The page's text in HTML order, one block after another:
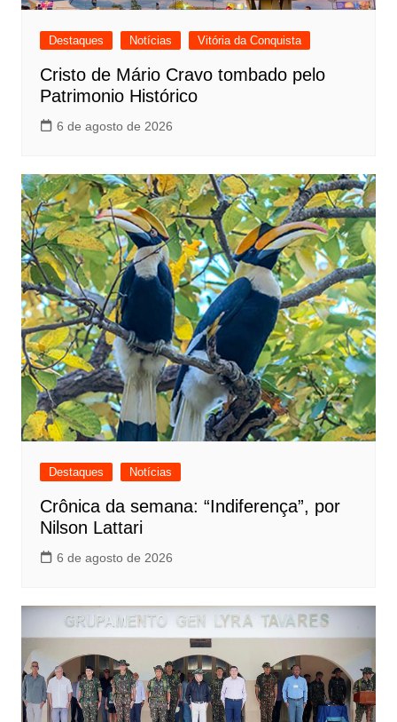
Destaques Notícias Vitória da Conquista
Cristo de Mário Cravo tombado pelo
Patrimonio Histórico
6 de agosto de 2026
Destaques Notícias
Crônica da semana: “Indiferença”, por
Nilson Lattari
6 de agosto de 2026